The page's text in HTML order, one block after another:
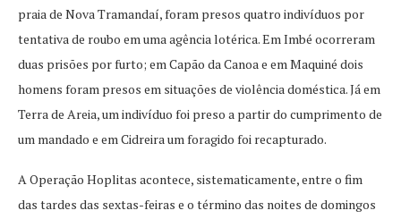
praia de Nova Tramandaí, foram presos quatro indivíduos por
tentativa de roubo em uma agência lotérica. Em Imbé ocorreram
duas prisões por furto; em Capão da Canoa e em Maquiné dois
homens foram presos em situações de violência doméstica. Já em
Terra de Areia, um indivíduo foi preso a partir do cumprimento de
um mandado e em Cidreira um foragido foi recapturado.
A Operação Hoplitas acontece, sistematicamente, entre o fim
das tardes das sextas-feiras e o término das noites de domingos